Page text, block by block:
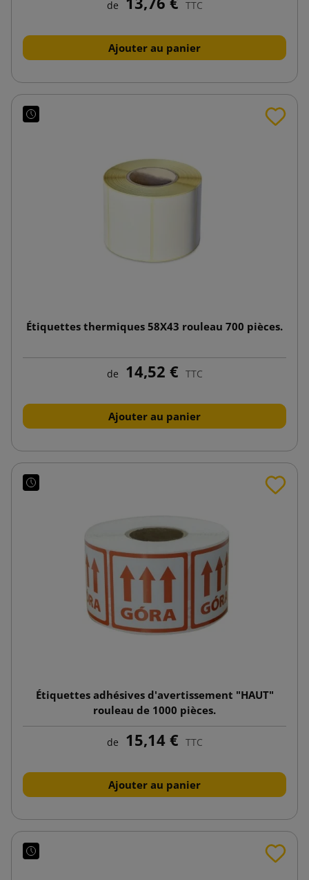
de TTC
Ajouter au panier
Étiquettes thermiques 58X43 rouleau 700 pièces.
de 14,52 € TTC
Ajouter au panier
Étiquettes adhésives d'avertissement "HAUT"
rouleau de 1000 pièces.
de 15,14 € TTC
Ajouter au panier